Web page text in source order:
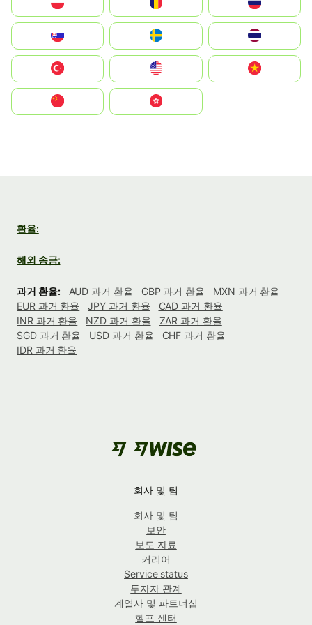
United States
中國香港特別行政區
환율:
해외 송금:
과거 환율: AUD 과거 환율 GBP 과거 환율
MXN 과거 환율
EUR 과거 환율
JPY 과거 환율
CAD 과거 환율
INR 과거 환율
NZD 과거 환율
ZAR 과거 환율
SGD 과거 환율
USD 과거 환율
CHF 과거 환율
IDR 과거 환율
회사 및 팀
회사 및 팀
보안
보도 자료
커리어
Service status
투자자 관계
계열사 및 파트너십
헬프 센터